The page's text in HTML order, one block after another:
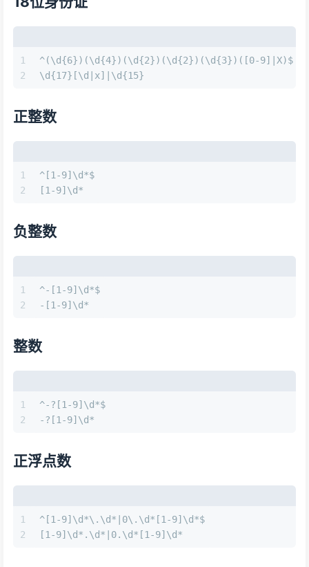
1
2
^(\d{6})(\d{4})(\d{2})(\d{2})(\d{3})([0-9]|X)$
\d{17}[\d|x]|\d{15}
正整数
1
2
^[1-9]\d*$
[1-9]\d*
负整数
1
2
^-[1-9]\d*$
-[1-9]\d*
整数
1
2
^-?[1-9]\d*$
-?[1-9]\d*
正浮点数
1
2
^[1-9]\d*\.\d*|0\.\d*[1-9]\d*$
[1-9]\d*.\d*|0.\d*[1-9]\d*